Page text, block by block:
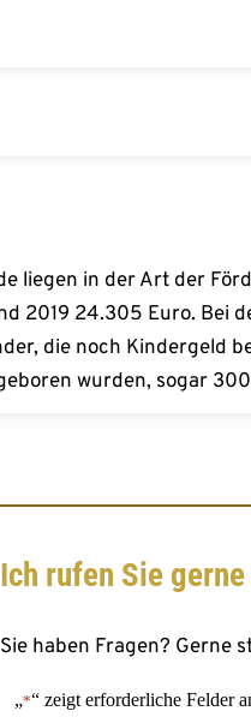
in der Art der
2019 24.305 Euro. Bei
die noch Kindergeld
wurden, sogar
Ich rufen Sie
Sie haben Fragen? Gerne
„*“ zeigt erforderliche Felder